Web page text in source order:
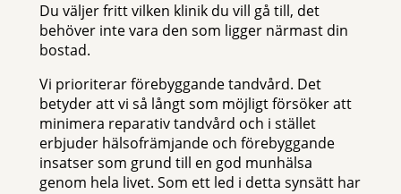
Du väljer fritt vilken klinik du vill gå till, det
behöver inte vara den som ligger närmast din
bostad.
Vi prioriterar förebyggande tandvård. Det
betyder att vi så långt som möjligt försöker att
minimera reparativ tandvård och i stället
erbjuder hälsofrämjande och förebyggande
insatser som grund till en god munhälsa
genom hela livet. Som ett led i detta synsätt har